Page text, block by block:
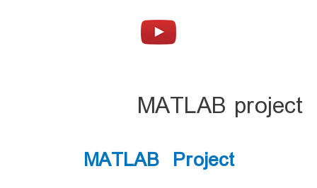
MATLAB project
MATLAB Project